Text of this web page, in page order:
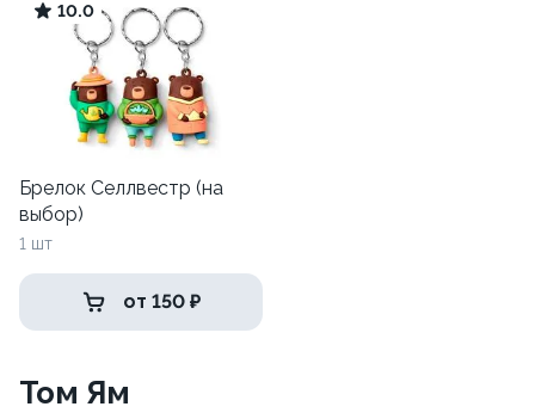
10.0
Брелок Селлвестр (на
выбор)
1 шт
от 150 ₽
Том Ям